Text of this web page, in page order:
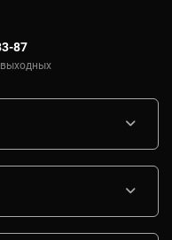
87
выходных